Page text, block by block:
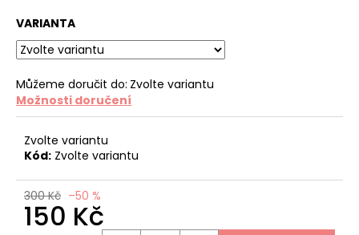
VARIANTA
Můžeme doručit do: Zvolte variantu
Možnosti doručení
Zvolte variantu
Kód: Zvolte variantu
300 Kč –50 %
150 Kč
D
o
p
o
r
u
u
e
m